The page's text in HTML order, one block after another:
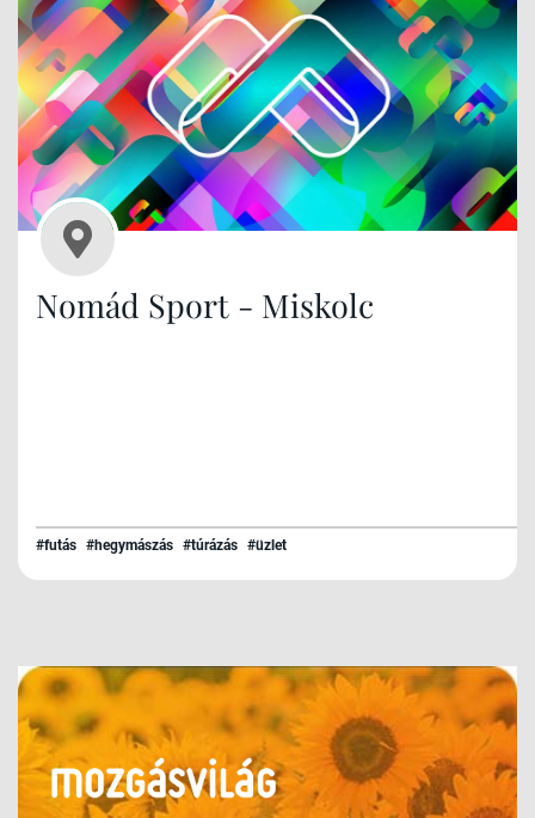
Nomád Sport - Miskolc
#futás #hegymászás #túrázás #üzlet